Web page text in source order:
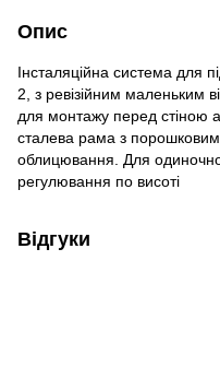
Опис
Інсталяційна система для
2, з ревізійним маленьким
для монтажу перед стіною
сталева рама з
облицювання. Для
регулювання по висоті
Відгуки